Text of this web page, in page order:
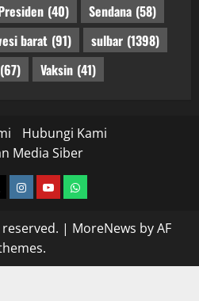
(40) Sendana (58)
barat (91) sulbar (1398)
(67) Vaksin (41)
Hubungi Kami
Media Siber
instagram.com
youtubewhatsapp
| MoreNews by AF